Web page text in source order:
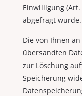
Einwilligung (Art.
abgefragt wurde.
Die von Ihnen
übersandten
zur Löschung
Speicherung